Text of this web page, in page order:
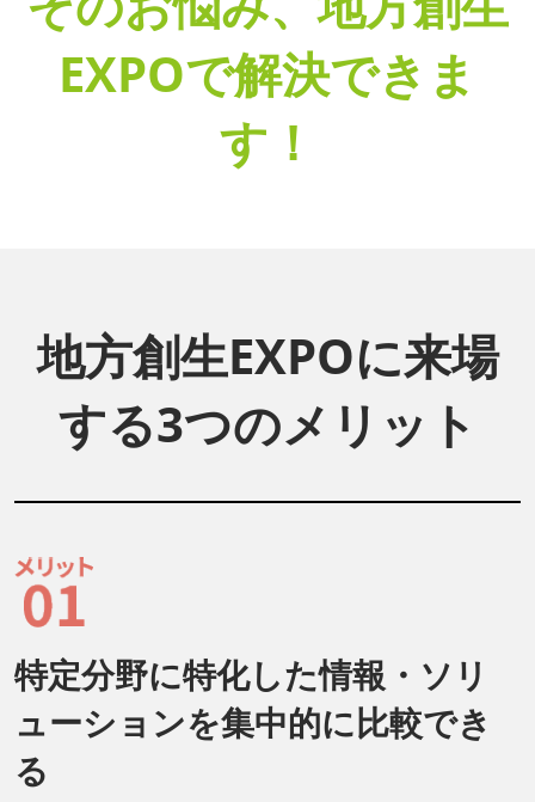
EXPOで解決できま
す！
地方創生EXPOに来場
する3つのメリット
特定分野に特化した情報・ソリ
ューションを集中的に比較でき
る